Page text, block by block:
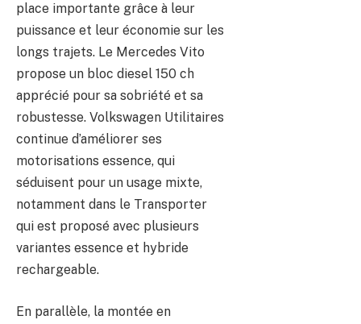
place importante grâce à leur
puissance et leur économie sur les
longs trajets. Le Mercedes Vito
propose un bloc diesel 150 ch
apprécié pour sa sobriété et sa
robustesse. Volkswagen Utilitaires
continue d’améliorer ses
motorisations essence, qui
séduisent pour un usage mixte,
notamment dans le Transporter
qui est proposé avec plusieurs
variantes essence et hybride
rechargeable.
En parallèle, la montée en